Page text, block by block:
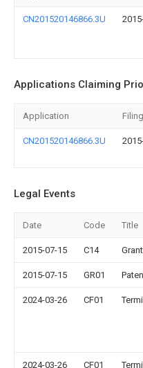
CN201520146866.3U
Applications Claiming
Application
CN201520146866.3U
Legal Events
Date Code Title
2015-07-15 C14
2015-07-15 GR01
2024-03-26 CF01
2024-03-26 CF01